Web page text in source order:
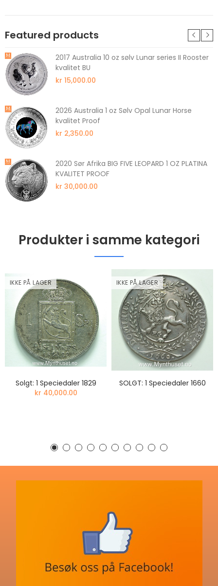
Featured products
2017 Australia 10 oz sølv Lunar series II Rooster
kvalitet BU
kr 15,000.00
2026 Australia 1 oz Sølv Opal Lunar Horse
kvalitet Proof
kr 2,350.00
2020 Sør Afrika BIG FIVE LEOPARD 1 OZ PLATINA
KVALITET PROOF
kr 30,000.00
Produkter i samme kategori
IKKE PÅ LAGER
Solgt: 1 Speciedaler 1829
kr 40,000.00
IKKE PÅ LAGER
SOLGT: 1 Speciedaler 1660